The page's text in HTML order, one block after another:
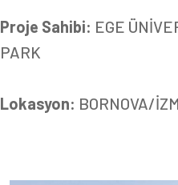
Proje Sahibi: EGE
PARK
Lokasyon: BORNOVA/